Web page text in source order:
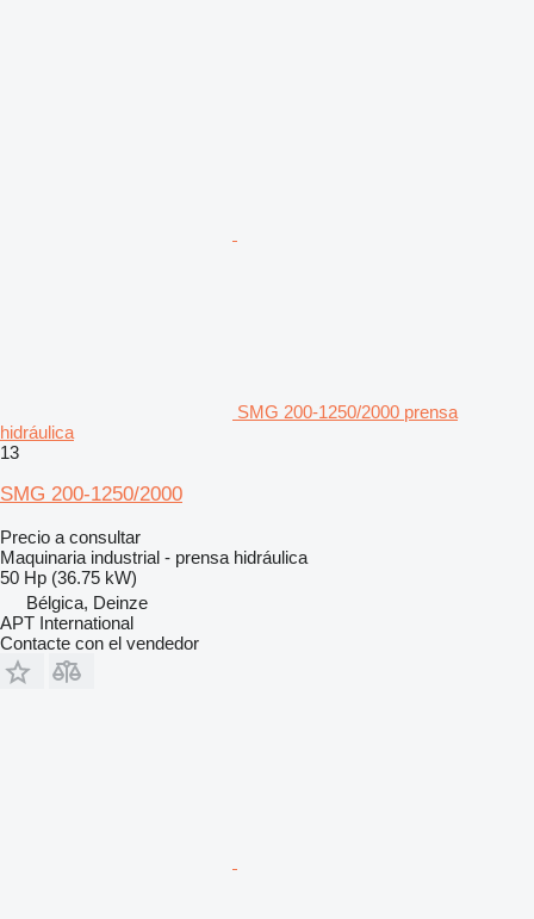
SMG 200-1250/2000 prensa
hidráulica
13
SMG 200-1250/2000
Precio a consultar
Maquinaria industrial - prensa hidráulica
50 Hp (36.75 kW)
Bélgica, Deinze
APT International
Contacte con el vendedor